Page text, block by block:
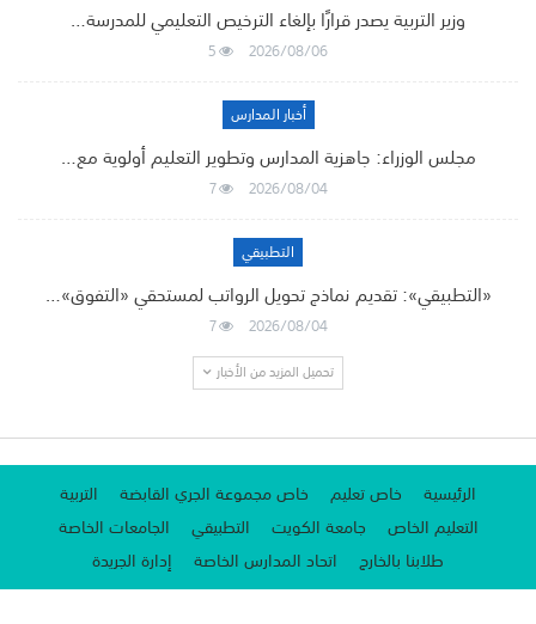
وزير التربية يصدر قرارًا بإلغاء الترخيص التعليمي للمدرسة…
2026/08/06
5
أخبار المدارس
مجلس الوزراء: جاهزية المدارس وتطوير التعليم أولوية مع…
2026/08/04
7
التطبيقي
«التطبيقي»: تقديم نماذج تحويل الرواتب لمستحقي «التفوق»…
2026/08/04
7
تحميل المزيد من الأخبار
الرئيسية خاص تعليم خاص مجموعة الجري القابضة
التربية
التعليم الخاص
جامعة الكويت التطبيقي
الجامعات الخاصة
طلابنا بالخارج
اتحاد المدارس الخاصة إدارة الجريدة